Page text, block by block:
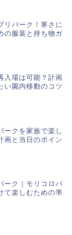
リパーク！寒さに
の服装と持ち物ガ
入場は可能？計画
い園内移動のコツ
ークを家族で楽し
画と当日のポイン
ーク｜モリコロパ
て楽しむための準